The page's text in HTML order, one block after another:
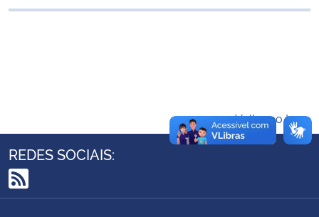
Ministério da Mulher, da Família e dos Direitos Humanos
Voltar ao topo
REDES SOCIAIS:
RSS